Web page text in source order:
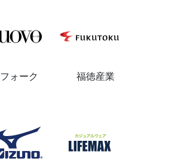
フォーク 福徳産業